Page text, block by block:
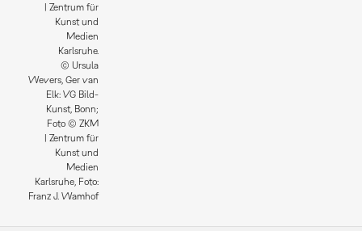
| Zentrum für
Kunst und
Medien
Karlsruhe.
© Ursula
Wevers, Ger van
Elk: VG Bild-
Kunst, Bonn;
Foto © ZKM
| Zentrum für
Kunst und
Medien
Karlsruhe, Foto:
Franz J. Wamhof